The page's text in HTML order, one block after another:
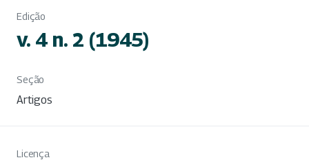
Edição
v. 4 n. 2 (1945)
Seção
Artigos
Licença